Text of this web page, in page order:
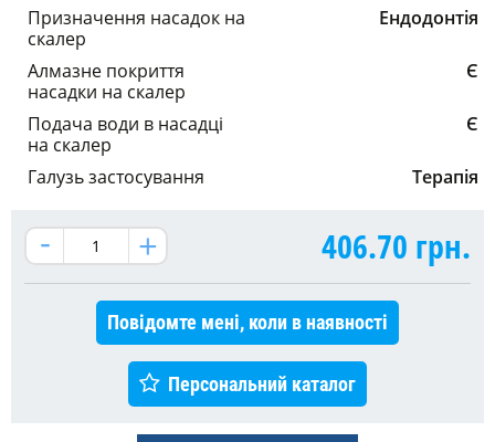
Призначення насадок на
скалер
Ендодонтія
Алмазне покриття
насадки на скалер
Є
Подача води в насадці
на скалер
Є
Галузь застосування Терапія
406.70 грн.
Повідомте мені, коли в наявності
Персональний каталог